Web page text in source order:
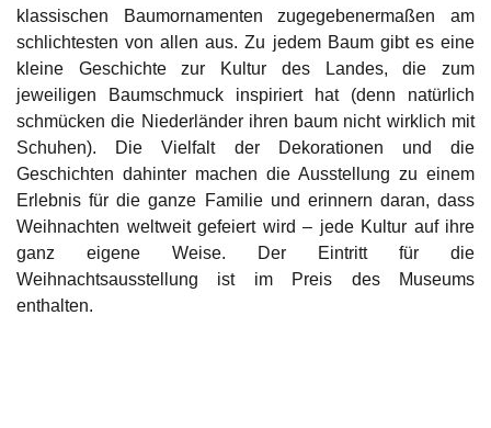
klassischen Baumornamenten zugegebenermaßen am
schlichtesten von allen aus. Zu jedem Baum gibt es eine
kleine Geschichte zur Kultur des Landes, die zum
jeweiligen Baumschmuck inspiriert hat (denn natürlich
schmücken die Niederländer ihren baum nicht wirklich mit
Schuhen). Die Vielfalt der Dekorationen und die
Geschichten dahinter machen die Ausstellung zu einem
Erlebnis für die ganze Familie und erinnern daran, dass
Weihnachten weltweit gefeiert wird – jede Kultur auf ihre
ganz eigene Weise. Der Eintritt für die
Weihnachtsausstellung ist im Preis des Museums
enthalten.